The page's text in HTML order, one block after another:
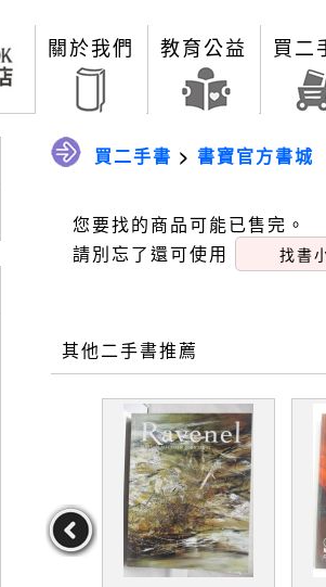
關於我們 教育公益 買二
買二手書 > 書寶官方書城
您要找的商品可能已售完。
請別忘了還可使用
找書
其他二手書推薦